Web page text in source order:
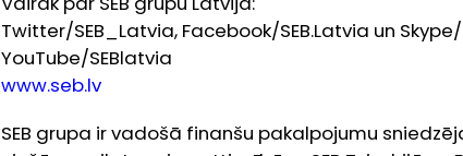
Twitter/SEB_Latvia, Facebook/SEB.Latvia un
YouTube/SEBlatvia
www.seb.lv
SEB grupa ir vadošā finanšu pakalpojumu